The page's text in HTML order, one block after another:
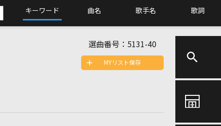
キーワード 曲名 歌手名 歌詞
選曲番号： 5131-40
MYリスト保存